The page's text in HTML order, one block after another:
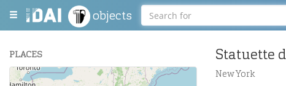
objects
PLACES Statuette
New York